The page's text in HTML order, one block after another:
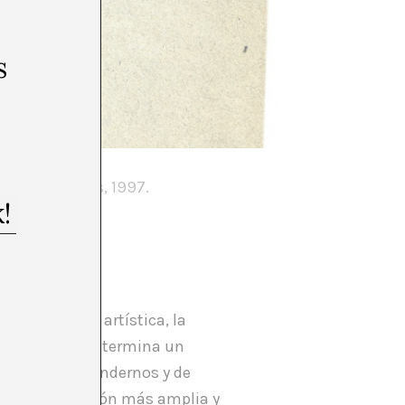
del Vallès, 1997.
1998
la práctica artística, la
¿Qué determina un
de entendernos y de
una visión más amplia y